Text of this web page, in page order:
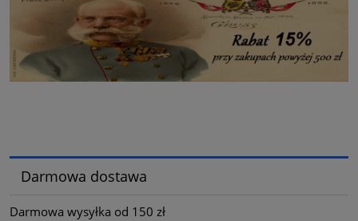
Darmowa dostawa
Darmowa wysyłka od 150 zł